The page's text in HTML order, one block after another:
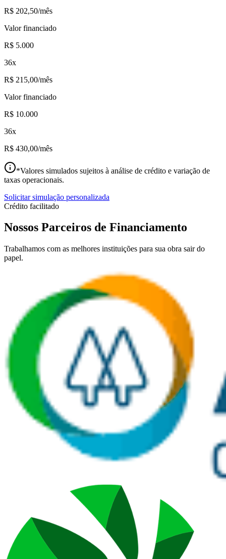
R$ 202,50/mês
Valor financiado
R$ 5.000
36x
R$ 215,00/mês
Valor financiado
R$ 10.000
36x
R$ 430,00/mês
*Valores simulados sujeitos à análise de crédito e variação de
taxas operacionais.
Solicitar simulação personalizada
Crédito facilitado
Nossos Parceiros de Financiamento
Trabalhamos com as melhores instituições para sua obra sair do
papel.